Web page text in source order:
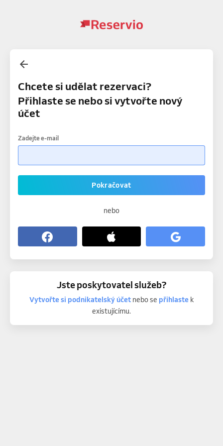
Chcete si udělat rezervaci?
Přihlaste se nebo si vytvořte nový
účet
Zadejte e-mail
Pokračovat
nebo
Jste poskytovatel služeb?
Vytvořte si podnikatelský účetnebo se přihlastek
existujícímu.